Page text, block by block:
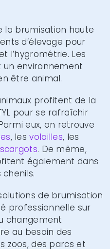
la brumisation haute
d’élevage pour
l’hygrométrie. Les
environnement
être animal.
profitent de la
pour se rafraîchir
eux, on retrouve
, lesvolailles, les
. De même,
également dans
de brumisation
professionnelle sur
changement
au besoin des
zoos, des parcs et